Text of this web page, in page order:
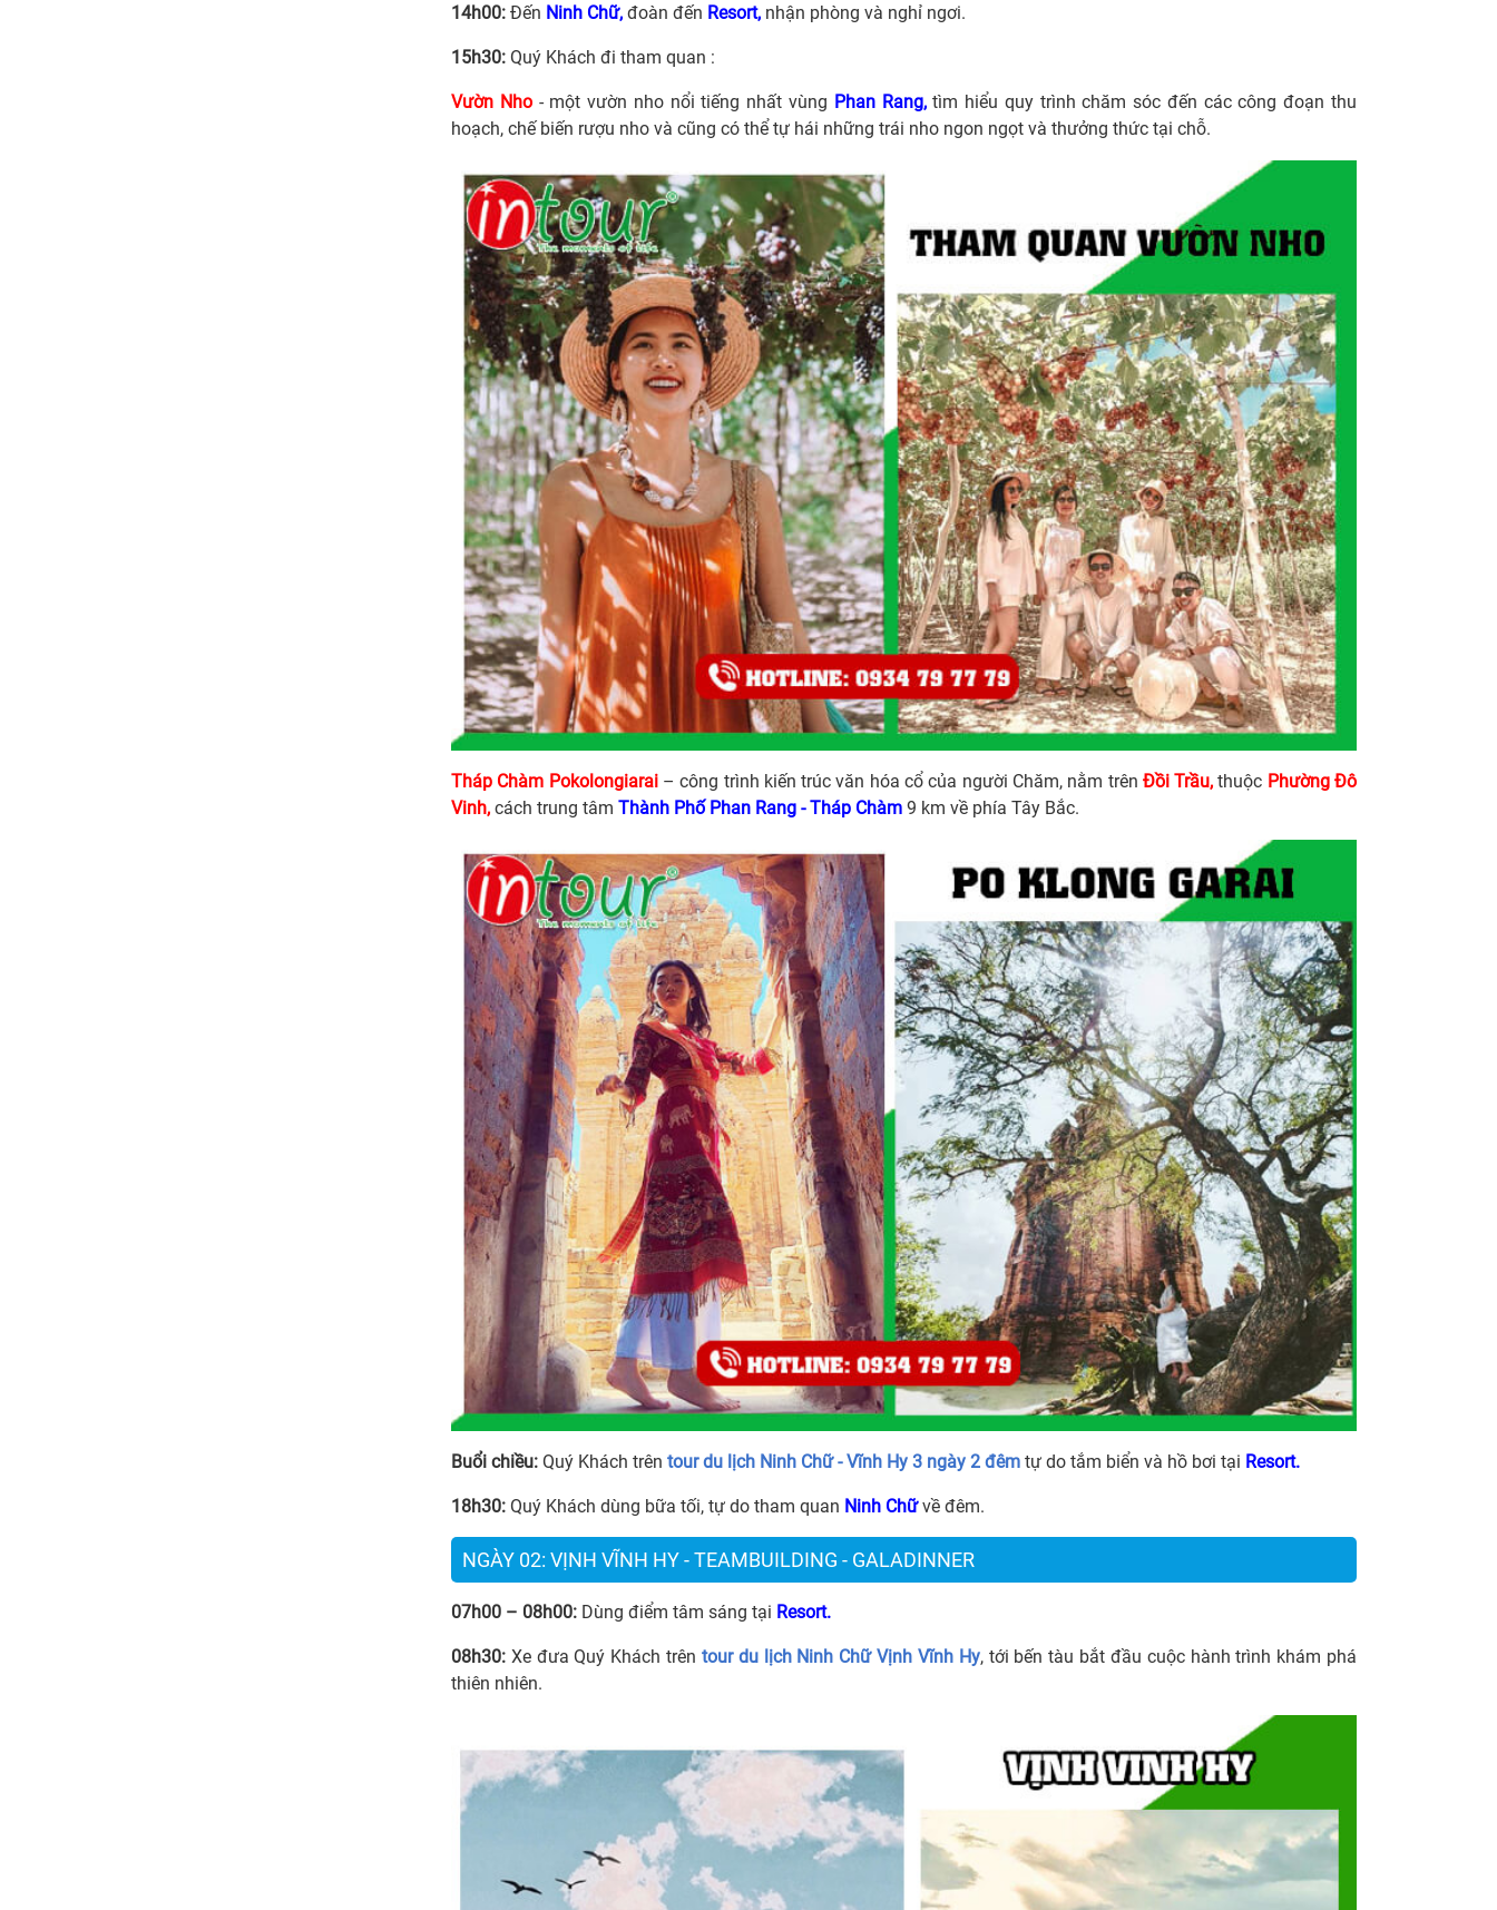
14h00: Đến Ninh Chữ, đoàn đến Resort, nhận phòng và nghỉ ngơi.
15h30: Quý Khách đi tham quan :
Vườn Nho - một vườn nho nổi tiếng nhất vùng Phan Rang,tìm hiểu quy trình chăm sóc đến các công đoạn thu
hoạch, chế biến rượu nho và cũng có thể tự hái những trái nho ngon ngọt và thưởng thức tại chỗ.
Tháp Chàm Pokolongiarai– công trình kiến trúc văn hóa cổ của người Chăm, nằm trên Đồi Trầu, thuộc Phường Đô
Vinh, cách trung tâm Thành Phố Phan Rang - Tháp Chàm 9 km về phía Tây Bắc.
Buổi chiều: Quý Khách trên tour du lịch Ninh Chữ - Vĩnh Hy 3 ngày 2 đêm tự do tắm biển và hồ bơi tại Resort.
18h30: Quý Khách dùng bữa tối, tự do tham quan Ninh Chữvề đêm.
NGÀY 02: VỊNH VĨNH HY - TEAMBUILDING - GALADINNER
07h00 – 08h00: Dùng điểm tâm sáng tại Resort.
08h30: Xe đưa Quý Khách trên tour du lịch Ninh Chữ Vịnh Vĩnh Hy, tới bến tàu bắt đầu cuộc hành trình khám phá
thiên nhiên.